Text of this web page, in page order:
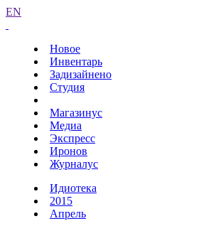
EN
Новое
Инвентарь
Задизайнено
Студия
Магазинус
Медиа
Экспресс
Иронов
Журналус
Идиотека
2015
Апрель